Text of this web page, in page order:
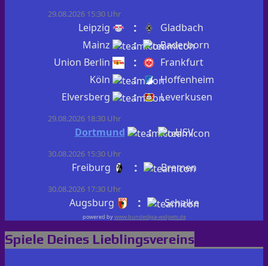
29.08.2026 15:30 Uhr
Leipzig :
Gladbach
Mainz
:
Paderborn
Union Berlin
:
Frankfurt
Köln
:
Hoffenheim
Elversberg
: Leverkusen
29.08.2026 18:30 Uhr
Dortmund : HSV
30.08.2026 15:30 Uhr
Freiburg : Bremen
30.08.2026 17:30 Uhr
Augsburg : Schalke
powered bywww.bundesliga-widgets.de
Spiele Deines Lieblingsvereins